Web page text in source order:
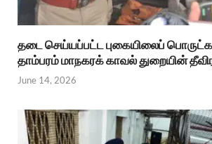
தடை செய்யப்பட்ட புகையிலைப்
தாம்பரம் மாநகரக் காவல் துறையின்
June 14, 2026